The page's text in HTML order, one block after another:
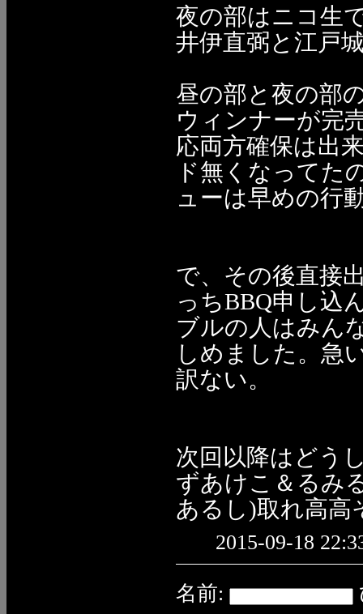
夜の部はニコ生
井伊直弼と江戸
昼の部と夜の部
ウィンナーが完
応両方確保は出
ド無くなってた
ューは早めの行
で、その後直接
っちBBQ申し込
ブルの人はみん
しめました。急
訳ない。
次回以降はどう
ずあけこ＆るみ
あるし)取れ高高
2015-09-18
名前: